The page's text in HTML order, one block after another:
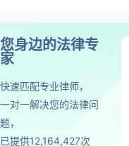
您身边的法律专
家
快速匹配专业律师，
一对一解决您的法律问
题，
已提供12,164,427次